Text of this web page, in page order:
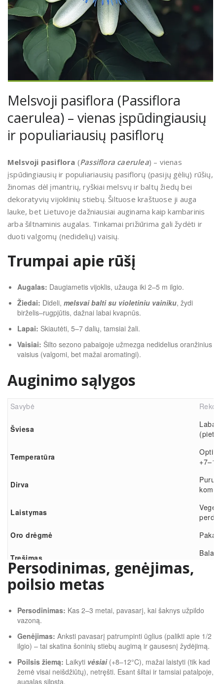
Melsvoji pasiflora (Passiflora
caerulea) – vienas įspūdingiausių
ir populiariausių pasiflorų
Melsvoji pasiflora (Passiflora caerulea) – vienas
įspūdingiausių ir populiariausių pasiflorų (pasijų gėlių) rūšių,
žinomas dėl įmantrių, ryškiai melsvų ir baltų žiedų bei
dekoratyvių vijoklinių stiebų. Šiltuose kraštuose ji auga
lauke, bet Lietuvoje dažniausiai auginama kaip kambarinis
arba šiltnaminis augalas. Tinkamai prižiūrima gali žydėti ir
duoti valgomų (nedidelių) vaisių.
Trumpai apie rūšį
Augalas: Daugiametis vijoklis, užauga iki 2–5 m ilgio.
Žiedai: Dideli, melsvai balti su violetiniu vainiku, žydi
birželis–rugpjūtis, dažnai labai kvapnūs.
Lapai: Skiautėti, 5–7 dalių, tamsiai žali.
Vaisiai: Šilto sezono pabaigoje užmezga nedidelius oranžinius
vaisius (valgomi, bet mažai aromatingi).
Auginimo sąlygos
Savybė
Šviesa
Labai
Temperatūra
Dirva
Laistymas
Oro drėgmė
Tręšimas
Atrama
Persodinimas, genėjimas,
poilsio metas
Persodinimas: Kas 2–3 metai, pavasarį, kai šaknys užpildo
vazoną.
Genėjimas: Anksti pavasarį patrumpinti ūglius (palikti apie 1/2
ilgio) – tai skatina šoninių stiebų augimą ir gausesnį žydėjimą.
Poilsis žiemą: Laikyti vėsiai(+8–12°C), mažai laistyti (tik kad
žemė visai neišdžiūtų), netręšti. Esant šiltai ir tamsiai patalpoje,
augalas silpsta.